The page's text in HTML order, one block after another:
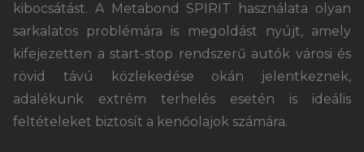
kibocsátást. A Metabond SPIRIT használata olyan
sarkalatos problémára is megoldást nyújt, amely
kifejezetten a start-stop rendszerű autók városi és
rövid távú közlekedése okán jelentkeznek,
adalékunk extrém terhelés esetén is ideális
feltételeket biztosít a kenőolajok számára.